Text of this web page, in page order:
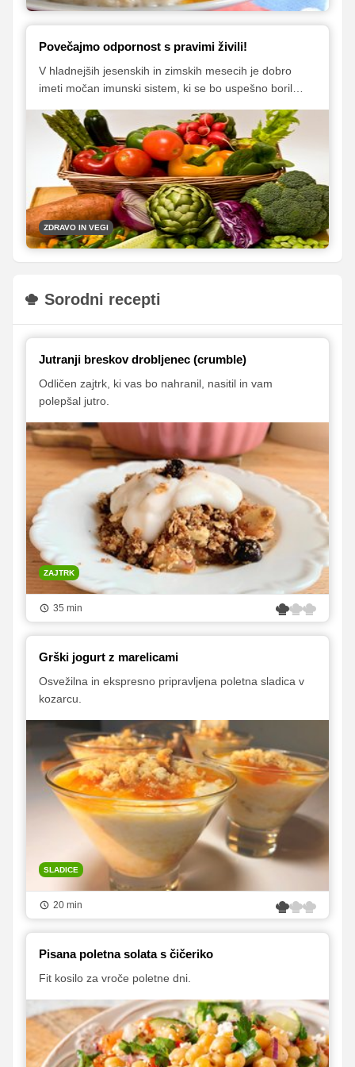
Povečajmo odpornost s pravimi živili!
V hladnejših jesenskih in zimskih mesecih je dobro
imeti močan imunski sistem, ki se bo uspešno boril
sistem pa okrepiti. Vas zanima, kako lahko to storimo?
ZDRAVO IN VEGI
Sorodni recepti
Jutranji breskov drobljenec (crumble)
Odličen zajtrk, ki vas bo nahranil, nasitil in vam
polepšal jutro.
ZAJTRK
35 min
Grški jogurt z marelicami
Osvežilna in ekspresno pripravljena poletna sladica v
kozarcu.
SLADICE
20 min
Pisana poletna solata s čičeriko
Fit kosilo za vroče poletne dni.